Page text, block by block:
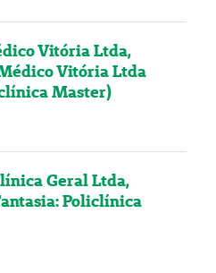
Vitória Ltda,
Vitória Ltda
Master)
Geral Ltda,
Policlínica